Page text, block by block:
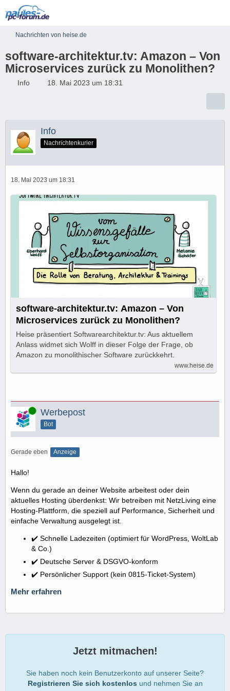
Nachrichten von heise.de
software-architektur.tv: Amazon – Von
Microservices zurück zu Monolithen?
Info 18. Mai 2023 um 18:31
Info
Nachrichtenkurier
18. Mai 2023 um 18:31
software-architektur.tv: Amazon – Von
Microservices zurück zu Monolithen?
Heise präsentiert Softwarearchitektur.tv: Aus aktuellem
Anlass widmet sich Wolff in dieser Folge der Frage, ob
Amazon zu monolithischer Software zurückkehrt.
www.heise.de
Online Werbepost
Bot
Gerade eben Anzeige
Hallo!
Wenn du gerade an deiner Website arbeitest oder dein
aktuelles Hosting überdenkst: Wir betreiben mit NetzLiving eine
Hosting-Plattform, die speziell auf Performance, Sicherheit und
einfache Verwaltung ausgelegt ist.
✔️ Schnelle Ladezeiten (optimiert für WordPress, WoltLab
& Co.)
✔️ Deutsche Server & DSGVO-konform
✔️ Persönlicher Support (kein 0815-Ticket-System)
Mehr erfahren
Jetzt mitmachen!
Sie haben noch kein Benutzerkonto auf unserer Seite?
Registrieren Sie sich kostenlos und nehmen Sie an